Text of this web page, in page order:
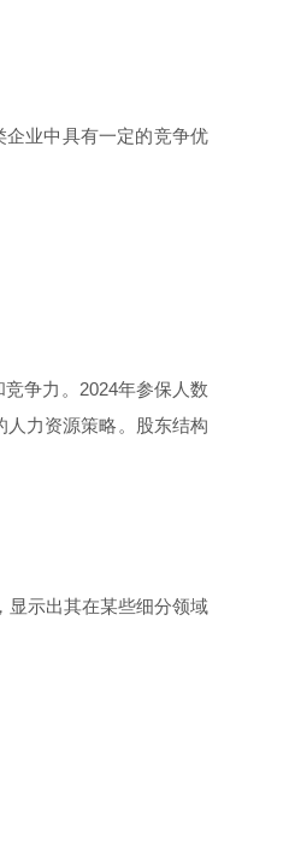
企业中具有一定的竞争优
争力。2024年参保人数
力资源策略。股东结构
显示出其在某些细分领域